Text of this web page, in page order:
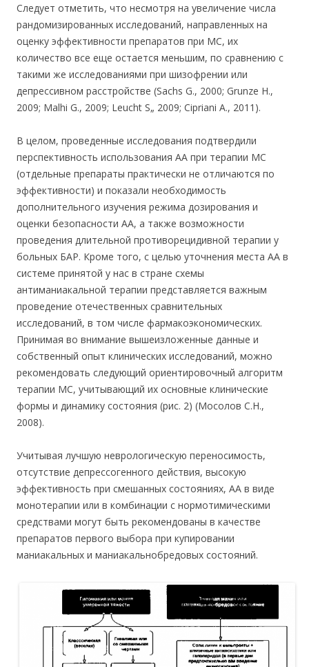
Следует отметить, что несмотря на увеличение числа
рандомизированных исследований, направленных на
оценку эффективности препаратов при МС, их
количество все еще остается меньшим, по сравнению с
такими же исследованиями при шизофрении или
депрессивном расстройстве (Sachs G., 2000; Grunze Н.,
2009; Malhi G., 2009; Leucht S„ 2009; Cipriani A., 2011).
В целом, проведенные исследования подтвердили
перспективность использования АА при терапии МС
(отдельные препараты практически не отличаются по
эффективности) и показали необходимость
дополнительного изучения режима дозирования и
оценки безопасности АА, а также возможности
проведения длительной противорецидивной терапии у
больных БАР. Кроме того, с целью уточнения места АА в
системе принятой у нас в стране схемы
антиманиакальной терапии представляется важным
проведение отечественных сравнительных
исследований, в том числе фармакоэкономических.
Принимая во внимание вышеизложенные данные и
собственный опыт клинических исследований, можно
рекомендовать следующий ориентировочный алгоритм
терапии МС, учитывающий их основные клинические
формы и динамику состояния (рис. 2) (Мосолов С.Н.,
2008).
Учитывая лучшую неврологическую переносимость,
отсутствие депрессогенного действия, высокую
эффективность при смешанных состояниях, АА в виде
монотерапии или в комбинации с нормотимическими
средствами могут быть рекомендованы в качестве
препаратов первого выбора при купировании
маниакальных и маниакальнобредовых состояний.